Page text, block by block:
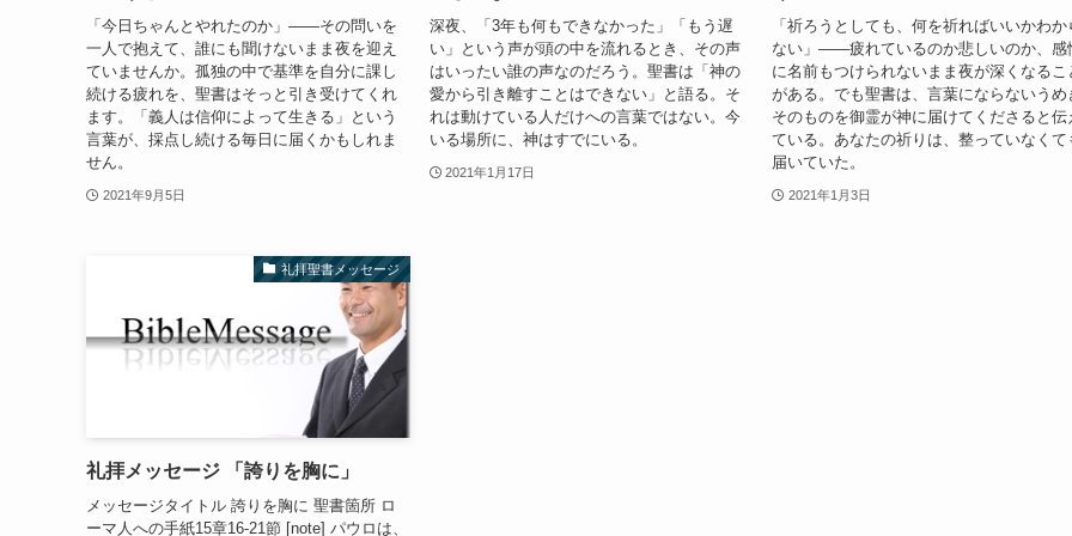
「今日ちゃんとやれたのか」——その問いを
一人で抱えて、誰にも聞けないまま夜を迎え
ていませんか。孤独の中で基準を自分に課し
続ける疲れを、聖書はそっと引き受けてくれ
ます。「義人は信仰によって生きる」という
言葉が、採点し続ける毎日に届くかもしれま
せん。
2021年9月5日
深夜、「3年も何もできなかった」「もう遅
い」という声が頭の中を流れるとき、その声
はいったい誰の声なのだろう。聖書は「神の
愛から引き離すことはできない」と語る。そ
れは動けている人だけへの言葉ではない。今
いる場所に、神はすでにいる。
2021年1月17日
「祈ろうとしても、何を祈ればいいかわか
ない」——疲れているのか悲しいのか、感
に名前もつけられないまま夜が深くなるこ
がある。でも聖書は、言葉にならないうめ
そのものを御霊が神に届けてくださると伝
ている。あなたの祈りは、整っていなくて
届いていた。
2021年1月3日
礼拝聖書メッセージ
礼拝メッセージ 「誇りを胸に」
メッセージタイトル 誇りを胸に 聖書箇所 ロ
ーマ人への手紙15章16-21節 [note] パウロは、